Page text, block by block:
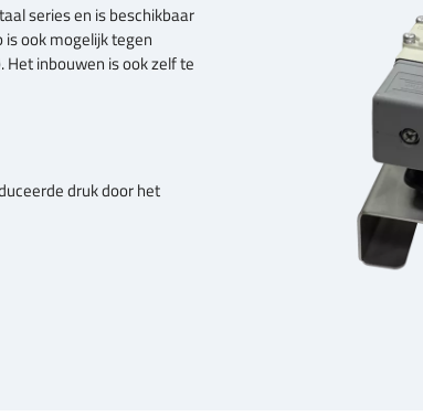
series en is beschikbaar
ook mogelijk tegen
inbouwen is ook zelf te
druk door het